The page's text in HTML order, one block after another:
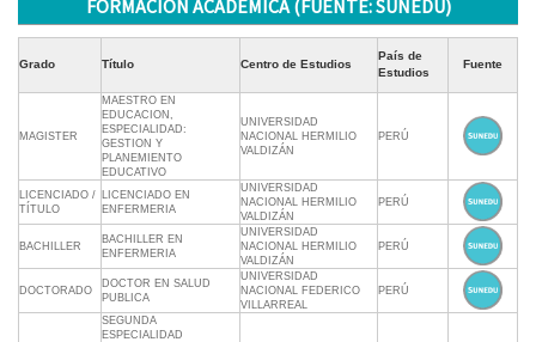
FORMACIÓN ACADÉMICA (FUENTE: SUNEDU)
Grado Título Centro de Estudios
País de
Estudios
Fuente
MAGISTER
MAESTRO EN
EDUCACION,
ESPECIALIDAD:
GESTION Y
PLANEMIENTO
EDUCATIVO
UNIVERSIDAD
NACIONAL HERMILIO
VALDIZÁN
PERÚ
LICENCIADO /
TÍTULO
LICENCIADO EN
ENFERMERIA
UNIVERSIDAD
NACIONAL HERMILIO
VALDIZÁN
PERÚ
BACHILLER
BACHILLER EN
ENFERMERIA
UNIVERSIDAD
NACIONAL HERMILIO
VALDIZÁN
PERÚ
DOCTORADO
DOCTOR EN SALUD
PUBLICA
UNIVERSIDAD
NACIONAL FEDERICO
VILLARREAL
PERÚ
SEGUNDA
ESPECIALIDAD